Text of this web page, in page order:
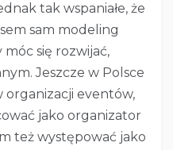
tak wspaniałe, że
sam modeling
móc się rozwijać,
Jeszcze w Polsce
organizacji eventów,
jako organizator
też występować jako